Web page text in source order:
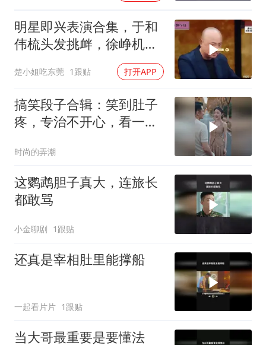
明星即兴表演合集，于和
伟梳头发挑衅，徐峥机智
楚小姐吃东莞 1跟贴 打开APP
搞笑段子合辑：笑到肚子
疼，专治不开心，看一遍
时尚的弄潮
这鹦鹉胆子真大，连旅长
都敢骂
小金聊剧 1跟贴
还真是宰相肚里能撑船
一起看片片 1跟贴
当大哥最重要是要懂法